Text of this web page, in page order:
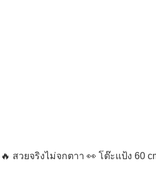
🔥 สวยจริงไม่จกตาา 👀 โต๊ะแป้ง 60